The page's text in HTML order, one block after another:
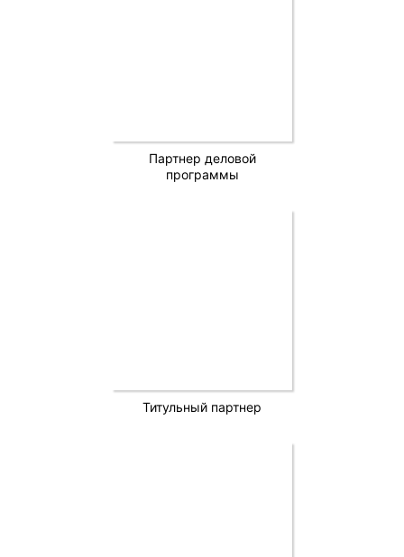
Партнер деловой
программы
Титульный партнер